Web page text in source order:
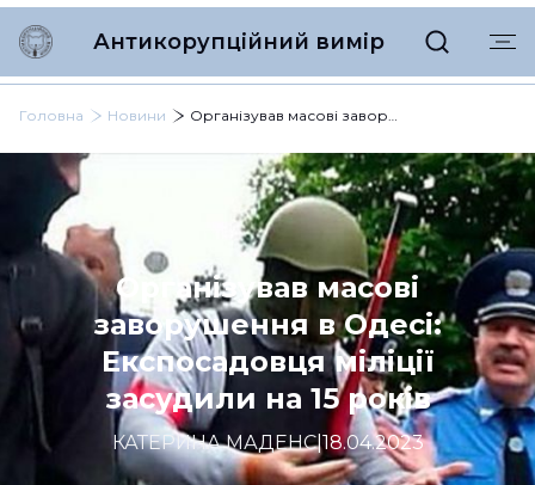
Антикорупційний вимір
Головна Новини Організував масові заворушення в Одесі: Експосадовця міліції засудили на 15 років
Організував масові
заворушення в Одесі:
Експосадовця міліції
засудили на 15 років
КАТЕРИНА МАДЕНС|18.04.2023